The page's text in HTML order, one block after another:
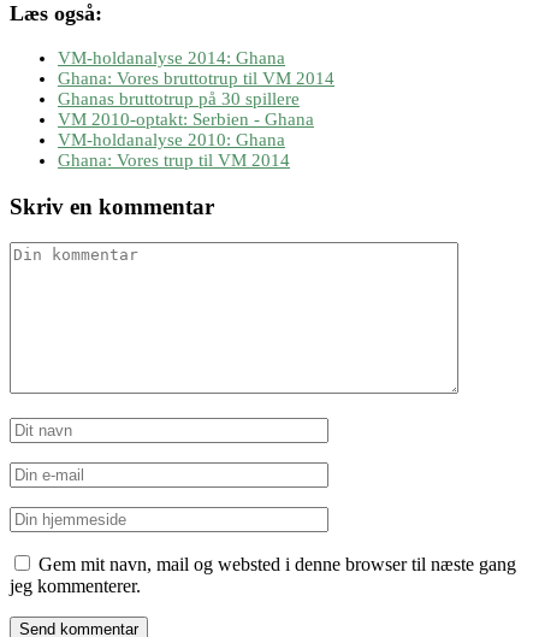
Læs også:
VM-holdanalyse 2014: Ghana
Ghana: Vores bruttotrup til VM 2014
Ghanas bruttotrup på 30 spillere
VM 2010-optakt: Serbien - Ghana
VM-holdanalyse 2010: Ghana
Ghana: Vores trup til VM 2014
Skriv en kommentar
Gem mit navn, mail og websted i denne browser til næste gang
jeg kommenterer.